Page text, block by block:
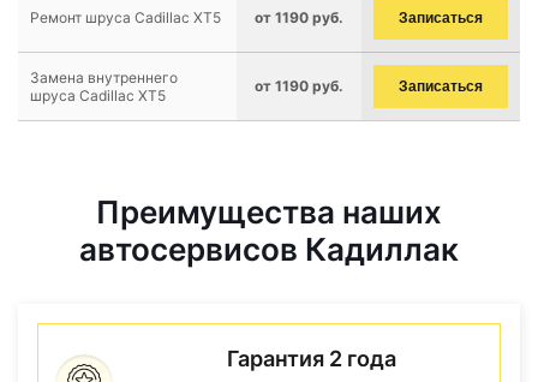
Ремонт шруса Cadillac XT5 от 1190 руб. Записаться
Замена внутреннего
шруса Cadillac XT5
от 1190 руб. Записаться
Преимущества наших
автосервисов Кадиллак
Гарантия 2 года